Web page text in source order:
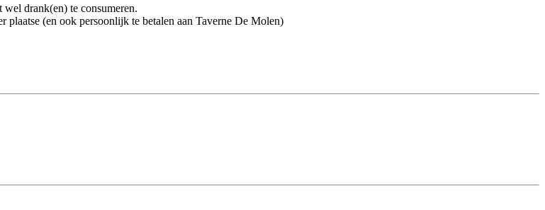
drank(en) te consumeren.
(en ook persoonlijk te betalen aan Taverne De Molen)